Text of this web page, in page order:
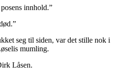
innhold.”
seg til siden, var det stille nok i
mumling.
Låsen.